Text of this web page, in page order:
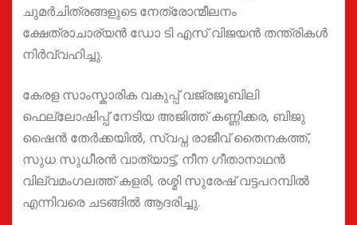
ചുമർചിത്രങ്ങളുടെ നേത്രോന്മീലനം
ക്ഷേത്രാചാര്യൻ ഡോ ടി എസ് വിജയൻ തന്ത്രികൾ
നിർവ്വഹിച്ചു.
കേരള സാംസ്കാരിക വകുപ്പ് വജ്രജൂബിലി
ഫെല്ലോഷിപ്പ് നേടിയ അജിത്ത് കണ്ണിക്കര, ബിജു
ഷൈൻ തേർക്കയിൽ, സ്വപ്ന രാജീവ് തൈനകത്ത്,
സുധ സുധീരൻ വാത്യാട്ട്, നീന ഗീതാനാഥൻ
വില്വമംഗലത്ത് കളരി, രശ്മി സുരേഷ് വട്ടപറമ്പിൽ
എന്നിവരെ ചടങ്ങിൽ ആദരിച്ചു.